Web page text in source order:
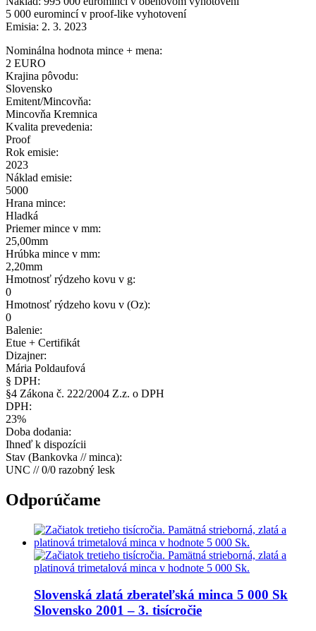
5 000 euromincí v proof-like vyhotovení
Emisia: 2. 3. 2023
Nominálna hodnota mince + mena:
2 EURO
Krajina pôvodu:
Slovensko
Emitent/Mincovňa:
Mincovňa Kremnica
Kvalita prevedenia:
Proof
Rok emisie:
2023
Náklad emisie:
5000
Hrana mince:
Hladká
Priemer mince v mm:
25,00mm
Hrúbka mince v mm:
2,20mm
Hmotnosť rýdzeho kovu v g:
0
Hmotnosť rýdzeho kovu v (Oz):
0
Balenie:
Etue + Certifikát
Dizajner:
Mária Poldaufová
§ DPH:
§4 Zákona č. 222/2004 Z.z. o DPH
DPH:
23%
Doba dodania:
Ihneď k dispozícii
Stav (Bankovka // minca):
UNC // 0/0 razobný lesk
Odporúčame
Slovenská zlatá zberateľská minca 5 000 Sk
Slovensko 2001 – 3. tisícročie